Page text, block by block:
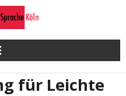
für Leichte